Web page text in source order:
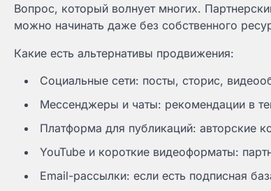
Вопрос, который волнует многих.
можно начинать даже без собственного
Какие есть альтернативы продвижения:
Социальные сети: посты, сторис,
Мессенджеры и чаты: рекомендации в
Платформа для публикаций: авторские
YouTube и короткие видеоформаты:
Email-рассылки: если есть подписная